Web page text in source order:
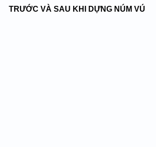
TRƯỚC VÀ SAU KHI DỰNG NÚM VÚ